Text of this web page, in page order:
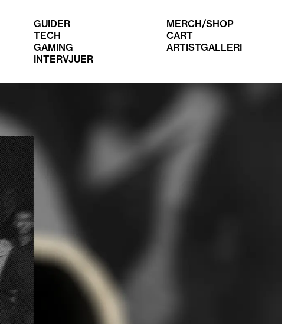
GUIDER
TECH
GAMING
INTERVJUER
MERCH/SHOP
CART
ARTISTGALLERI